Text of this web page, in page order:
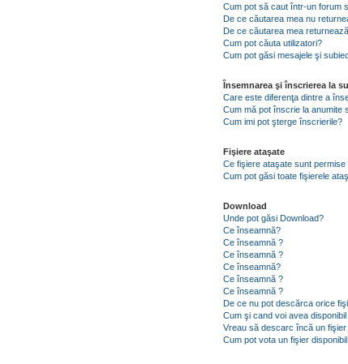
Cum pot să caut într-un forum
De ce căutarea mea nu
De ce căutarea mea
Cum pot căuta utilizatori?
Cum pot găsi mesajele şi
Însemnarea şi înscrierea la
Care este diferenţa dintre a
Cum mă pot înscrie la anumite
Cum imi pot şterge înscrierile?
Fişiere ataşate
Ce fişiere ataşate sunt
Cum pot găsi toate fişierele
Download
Unde pot găsi Download?
Ce înseamnă?
Ce înseamnă ?
Ce înseamnă ?
Ce înseamnă?
Ce înseamnă ?
Ce înseamnă ?
De ce nu pot descărca orice
Cum şi cand voi avea
Vreau să descarc încă un
Cum pot vota un fişier